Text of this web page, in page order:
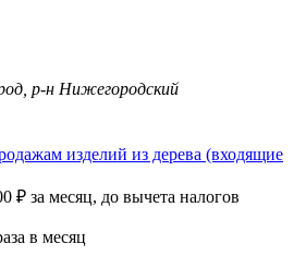
р-н Нижегородский
изделий из дерева (входящие
₽ за месяц, до вычета налогов
в месяц